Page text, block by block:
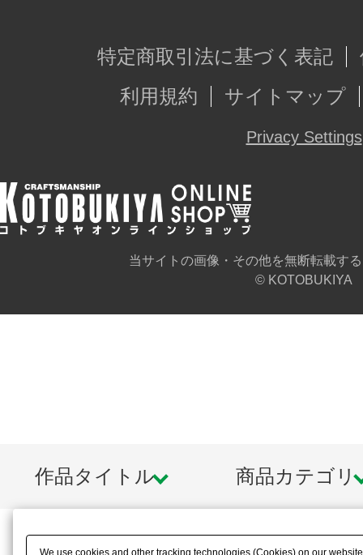
特定商取引法に基づく表記
利用規約
サイトマップ
Privacy Settings
当サイトの画像・その他を無断転載す
© KOTOBUKIYA
作品タイトル 商品カテゴリ
We use cookies and other tracking technologies (Cookies) on our